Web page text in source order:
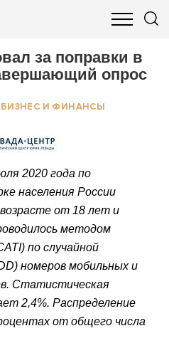
БИЗНЕС И ФИНАНСЫ
за поправки в
опрос
БИЗНЕС И ФИНАНСЫ
2020 года по
населения России
от 18 лет и
методом
по случайной
номеров мобильных и
Статистическая
2,4%. Распределение
от общего числа